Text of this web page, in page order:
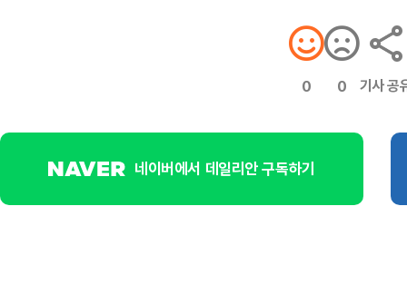
0 0 기사 공
네이버에서 데일리안 구독하기